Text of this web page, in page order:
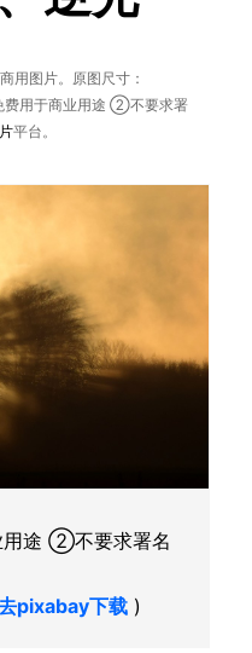
用图片。原图尺寸：
用于商业用途 ②不要求署
平台。
途 ②不要求署名
pixabay下载 )